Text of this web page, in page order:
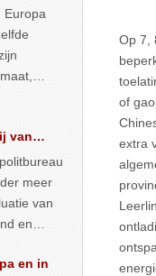
Op 7,
of
extra
Europa
van
meer
van
en
en in